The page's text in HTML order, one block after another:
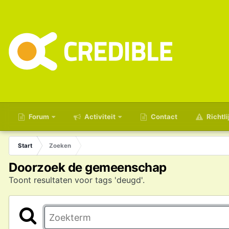
Forum Activiteit Contact
Start Zoeken
Doorzoek de gemeenschap
Toont resultaten voor tags 'deugd'.